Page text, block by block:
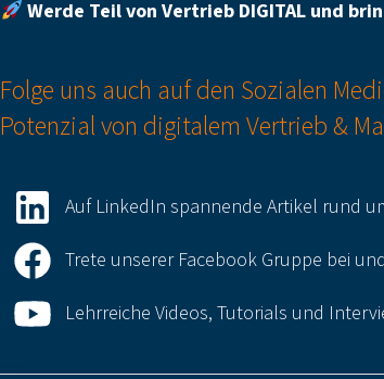
Werde Teil von Vertrieb DIGITAL und
Folge uns auch auf den Sozialen
Potenzial von digitalem Vertrieb &
Auf LinkedIn spannende Artikel rund
Trete unserer Facebook Gruppe bei
Lehrreiche Videos, Tutorials und